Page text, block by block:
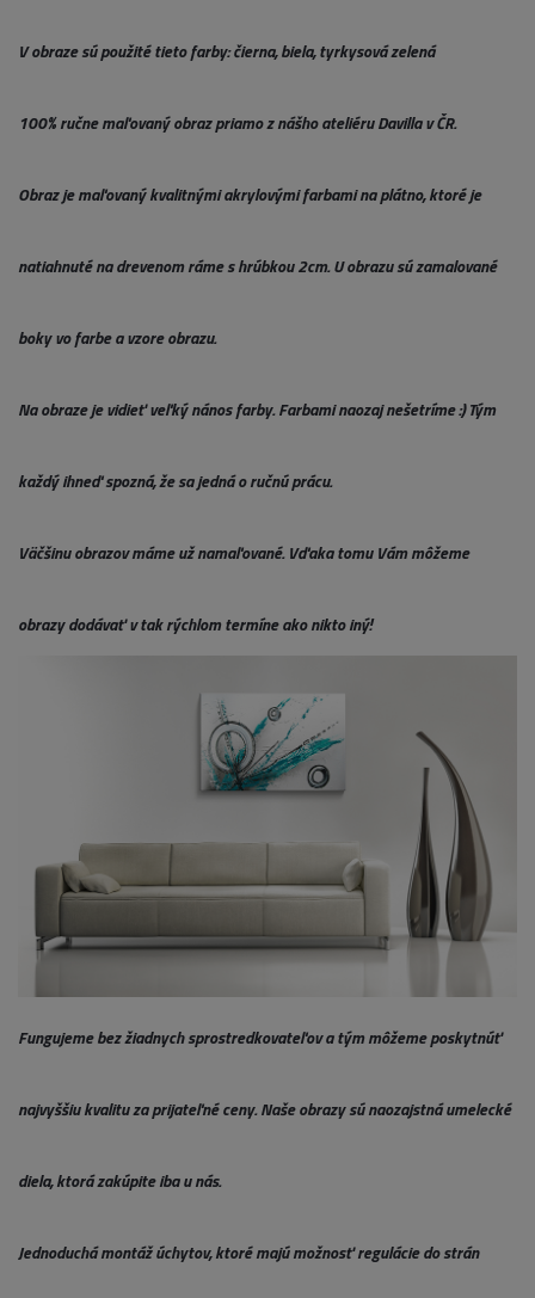
V obraze sú použité tieto farby: čierna, biela, tyrkysová zelená
100% ručne maľovaný obraz priamo z nášho ateliéru Davilla v ČR.
Obraz je maľovaný kvalitnými akrylovými farbami na plátno, ktoré je
natiahnuté na drevenom ráme s hrúbkou 2cm. U obrazu sú zamalované
boky vo farbe a vzore obrazu.
Na obraze je vidieť veľký nános farby. Farbami naozaj nešetríme :) Tým
každý ihneď spozná, že sa jedná o ručnú prácu.
Väčšinu obrazov máme už namaľované. Vďaka tomu Vám môžeme
obrazy dodávať v tak rýchlom termíne ako nikto iný!
Fungujeme bez žiadnych sprostredkovateľov a tým môžeme poskytnúť
najvyššiu kvalitu za prijateľné ceny. Naše obrazy sú naozajstná umelecké
diela, ktorá zakúpite iba u nás.
Jednoduchá montáž úchytov, ktoré majú možnosť regulácie do strán